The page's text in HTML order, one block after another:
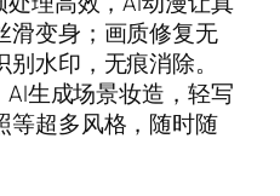
滑变身；画质修复无
水印，无痕消除。
生成场景妆造，轻写
等超多风格，随时随